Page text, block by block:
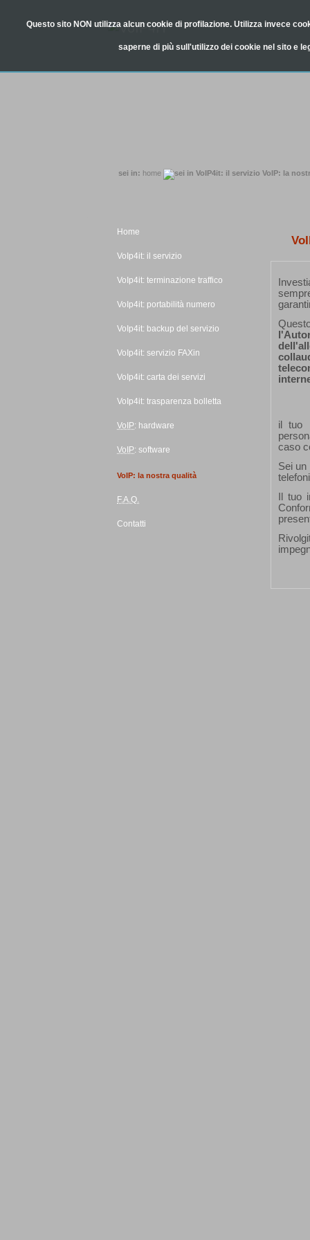
sei in: home VoIP: la
il tuo
caso
Sei un
Il tuo
Home
VoIp4it: il servizio
VoIp4it: terminazione traffico
VoIp4it: portabilità numero
VoIp4it: backup del servizio
VoIp4it: servizio FAXin
VoIp4it: carta dei servizi
VoIp4it: trasparenza bolletta
VoIP: hardware
VoIP: software
VoIP: la nostra qualità
F.A.Q.
Contatti
Questo sito NON utilizza alcun cookie di profilazione. Utilizza invece
saperne di più sull'utilizzo dei cookie nel sito e